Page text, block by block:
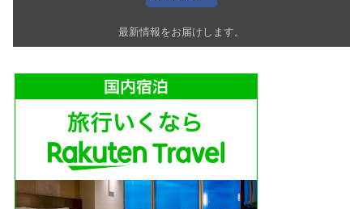
最新情報をお届けします。